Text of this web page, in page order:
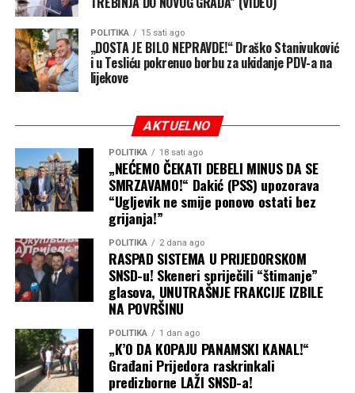
kapaciteta da snabdijeva
potkozarska sela i onda
potrošen na nešto drugo,
ponavljaju više puta. Prvi
put sam pomislio da je
greška i neznanje, pa sam
im lijepo i argumentovano
odgovorio u skupštini i
objasnio da nikad u
posljednjih 6 godina nije
nijedan kredit bio za tu
namjenu. A po tvrdnjama
bivšeg gradonačelnika, ni 4
godine prije toga.”
POLITIKA 15 sati ago
„DOSTA JE BILO NEPRAVDE!“ Draško Stanivuković
i u Tesliću pokrenuo borbu za ukidanje PDV-a na
lijekove
AKTUELNO
POLITIKA 18 sati ago
„NEĆEMO ČEKATI DEBELI MINUS DA SE
SMRZAVAMO!“ Dakić (PSS) upozorava
“Ugljevik ne smije ponovo ostati bez
grijanja!”
POLITIKA 2 dana ago
RASPAD SISTEMA U PRIJEDORSKOM
SNSD-u! Skeneri spriječili “štimanje”
glasova, UNUTRAŠNJE FRAKCIJE IZBILE
NA POVRŠINU
POLITIKA 1 dan ago
„K’O DA KOPAJU PANAMSKI KANAL!“
Građani Prijedora raskrinkali
predizborne LAŽI SNSD-a!